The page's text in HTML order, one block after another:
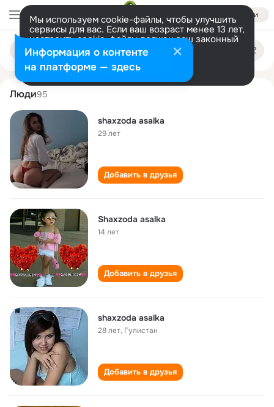
Войти
Мы используем cookie-файлы, чтобы улучшить
сервисы для вас. Если ваш возраст менее 13 лет,
настроить cookie-файлы должен ваш законный
представитель. Больше информации
Разрешить все Настроить
Поиск
людям
shaxzoda asalka
Люди95
shaxzoda asalka
29 лет
Добавить в друзья
Shaxzoda asalka
14 лет
Добавить в друзья
shaxzoda asalka
28 лет, Гулистан
Добавить в друзья
Информация о контенте
на платформе — здесь